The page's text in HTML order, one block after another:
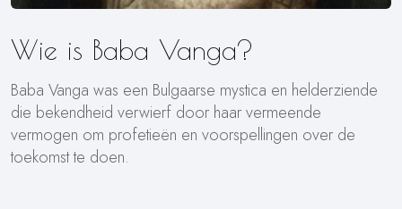
Wie is Baba Vanga?
Baba Vanga was een Bulgaarse mystica en helderziende
die bekendheid verwierf door haar vermeende
vermogen om profetieën en voorspellingen over de
toekomst te doen.